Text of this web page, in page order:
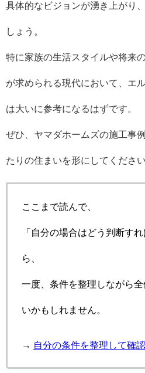
具体的なビジョンが湧き上がり
しょう。
特に家族の生活スタイルや将来
が求められる現代において、エ
は大いに参考になるはずです。
ぜひ、ヤマダホームズの施工事
たりの住まいを形にしてください
ここまで読んで、
「自分の場合はどう判断す
ら、
一度、条件を整理しながら
いかもしれません。
→ 自分の条件を整理して確